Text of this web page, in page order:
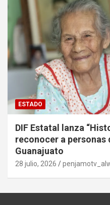
ESTADO
DIF Estatal lanza
reconocer a personas
Guanajuato
28 julio, 2026